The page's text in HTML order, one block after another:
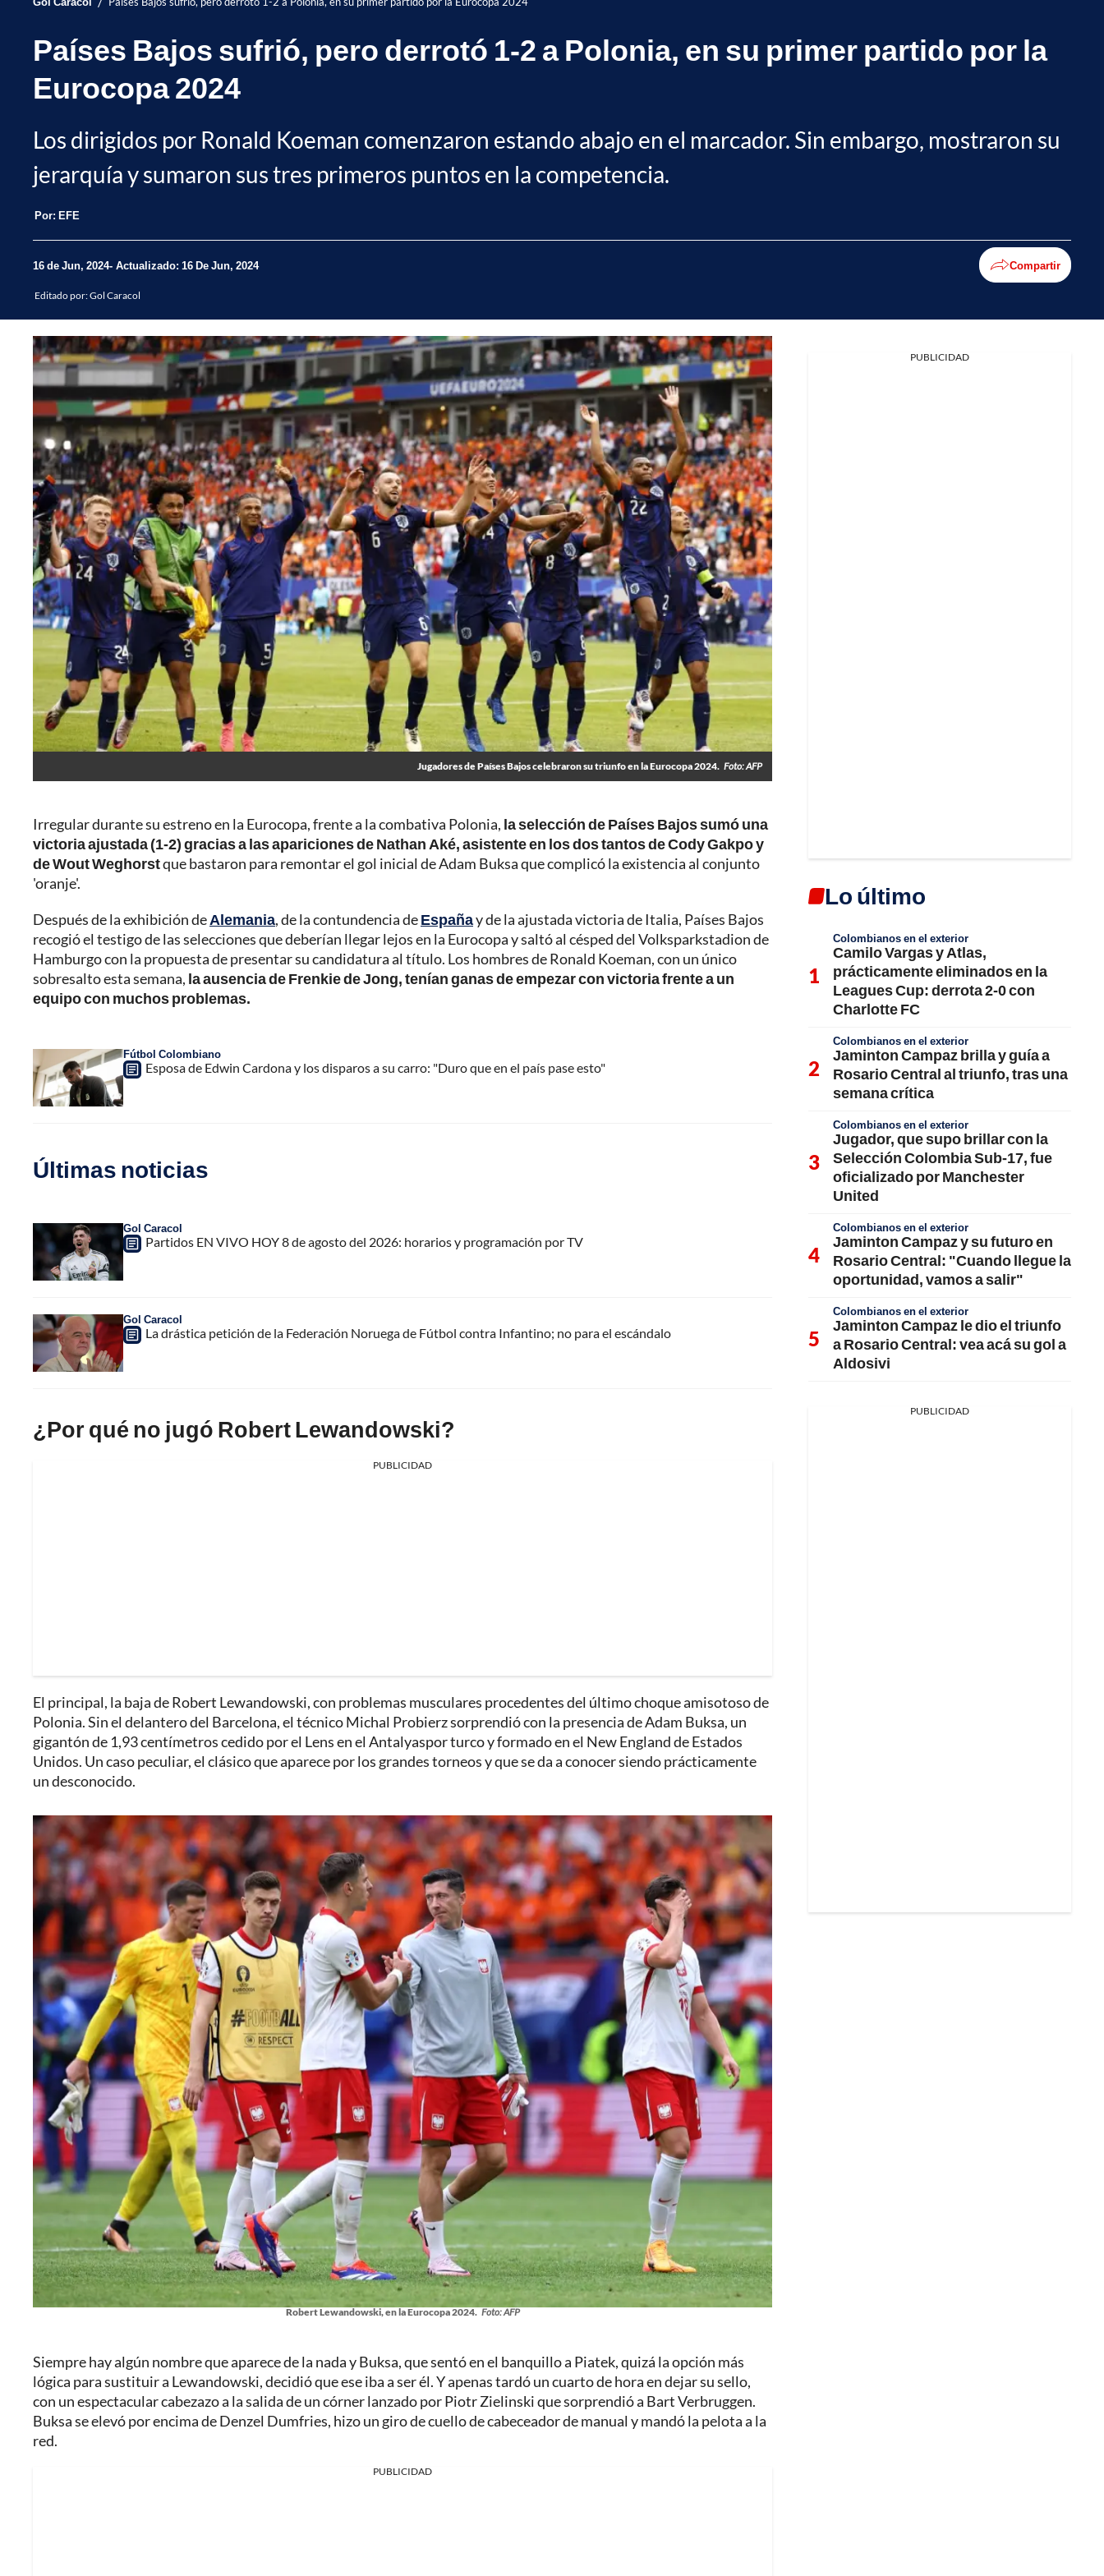
Países Bajos sufrió, pero derrotó 1-2 a Polonia, en su primer partido por la
Eurocopa 2024
Los dirigidos por Ronald Koeman comenzaron estando abajo en el marcador. Sin embargo, mostraron su
jerarquía y sumaron sus tres primeros puntos en la competencia.
Por: EFE
16 de Jun, 2024 Actualizado: 16 De Jun, 2024 Compartir
Editado por:Gol Caracol
Jugadores de Países Bajos celebraron su triunfo en la Eurocopa 2024. Foto: AFP
Irregular durante su estreno en la Eurocopa, frente a la combativa Polonia, la selección de Países Bajos sumó una
victoria ajustada (1-2) gracias a las apariciones de Nathan Aké, asistente en los dos tantos de Cody Gakpo y
de Wout Weghorstque bastaron para remontar el gol inicial de Adam Buksa que complicó la existencia al conjunto
'oranje'.
Después de la exhibición deAlemania, de la contundencia deEspañay de la ajustada victoria de Italia, Países Bajos
recogió el testigo de las selecciones que deberían llegar lejos en la Eurocopa y saltó al césped del Volksparkstadion de
Hamburgo con la propuesta de presentar su candidatura al título. Los hombres de Ronald Koeman, con un único
sobresalto esta semana, la ausencia de Frenkie de Jong, tenían ganas de empezar con victoria frente a un
equipo con muchos problemas.
Fútbol Colombiano
Esposa de Edwin Cardona y los disparos a su carro: "Duro que en el país pase esto"
Últimas noticias
Gol Caracol
Partidos EN VIVO HOY 8 de agosto del 2026: horarios y programación por TV
Gol Caracol
La drástica petición de la Federación Noruega de Fútbol contra Infantino; no para el escándalo
¿Por qué no jugó Robert Lewandowski?
PUBLICIDAD
El principal, la baja de Robert Lewandowski, con problemas musculares procedentes del último choque amisotoso de
Polonia. Sin el delantero del Barcelona, el técnico Michal Probierz sorprendió con la presencia de Adam Buksa, un
gigantón de 1,93 centímetros cedido por el Lens en el Antalyaspor turco y formado en el New England de Estados
Unidos. Un caso peculiar, el clásico que aparece por los grandes torneos y que se da a conocer siendo prácticamente
un desconocido.
Robert Lewandowski, en la Eurocopa 2024. Foto: AFP
Siempre hay algún nombre que aparece de la nada y Buksa, que sentó en el banquillo a Piatek, quizá la opción más
lógica para sustituir a Lewandowski, decidió que ese iba a ser él. Y apenas tardó un cuarto de hora en dejar su sello,
con un espectacular cabezazo a la salida de un córner lanzado por Piotr Zielinski que sorprendió a Bart Verbruggen.
Buksa se elevó por encima de Denzel Dumfries, hizo un giro de cuello de cabeceador de manual y mandó la pelota a la
red.
PUBLICIDAD
PUBLICIDAD
Lo último
Colombianos en el exterior
Camilo Vargas y Atlas,
prácticamente eliminados en la
Leagues Cup: derrota 2-0 con
Charlotte FC
Colombianos en el exterior
Jaminton Campaz brilla y guía a
Rosario Central al triunfo, tras una
semana crítica
Colombianos en el exterior
Jugador, que supo brillar con la
Selección Colombia Sub-17, fue
oficializado por Manchester
United
Colombianos en el exterior
Jaminton Campaz y su futuro en
Rosario Central: "Cuando llegue la
oportunidad, vamos a salir"
Colombianos en el exterior
Jaminton Campaz le dio el triunfo
a Rosario Central: vea acá su gol a
Aldosivi
PUBLICIDAD